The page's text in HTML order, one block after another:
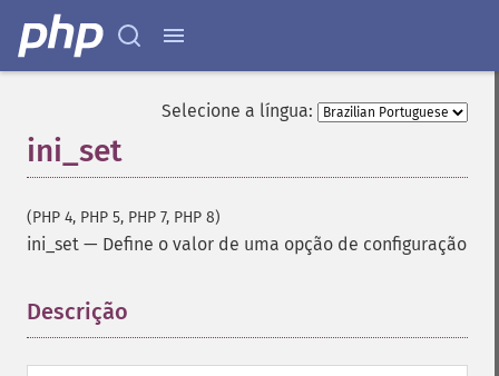
Selecione a língua:
ini_set
(PHP 4, PHP 5, PHP 7, PHP 8)
ini_set — Define o valor de uma opção de configuração
Descrição